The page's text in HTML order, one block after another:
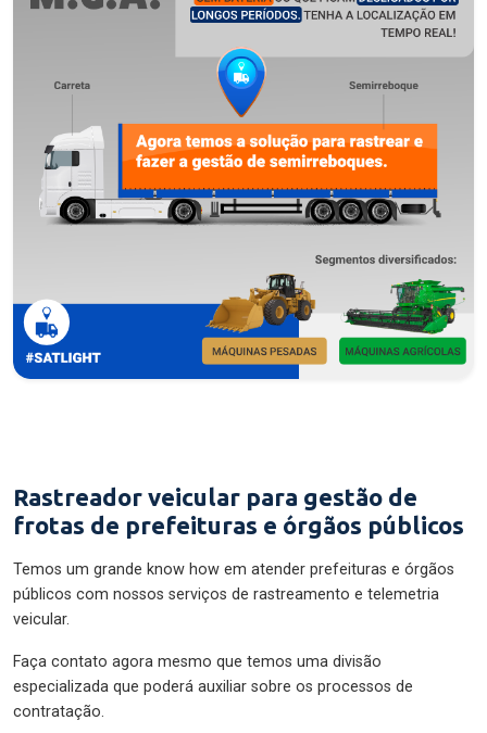
Rastreador veicular para gestão de
frotas de prefeituras e órgãos públicos
Temos um grande know how em atender prefeituras e órgãos
públicos com nossos serviços de rastreamento e telemetria
veicular.
Faça contato agora mesmo que temos uma divisão
especializada que poderá auxiliar sobre os processos de
contratação.